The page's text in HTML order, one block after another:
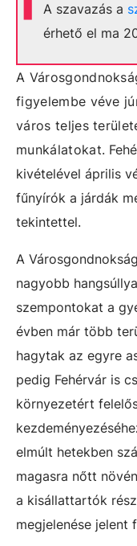
A szavazás a
érhető el ma
A
figyelembe véve
város teljes
munkálatokat.
kivételével április
fűnyírók a járdák
tekintettel.
A
nagyobb
szempontokat a
évben már több
hagytak az egyre
pedig Fehérvár is
környezetért
elmúlt hetekben
magasra nőtt
a kisállattartók
megjelenése